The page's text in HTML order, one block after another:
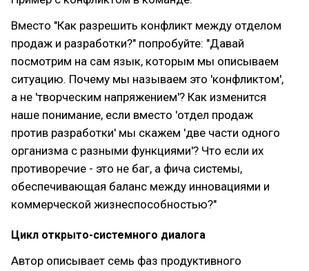
Вместо "Как разрешить конфликт между отделом
продаж и разработки?" попробуйте: "Давай
посмотрим на сам язык, которым мы описываем
ситуацию. Почему мы называем это 'конфликтом',
а не 'творческим напряжением'? Как изменится
наше понимание, если вместо 'отдел продаж
против разработки' мы скажем 'две части одного
организма с разными функциями'? Что если их
противоречие - это не баг, а фича системы,
обеспечивающая баланс между инновациями и
коммерческой жизнеспособностью?"
Цикл открыто-системного диалога
Автор описывает семь фаз продуктивного